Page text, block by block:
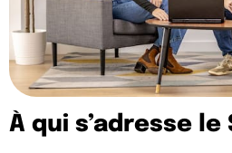
À qui s’adresse le